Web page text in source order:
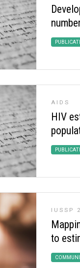
AIDS
HIV
IUSSP
to